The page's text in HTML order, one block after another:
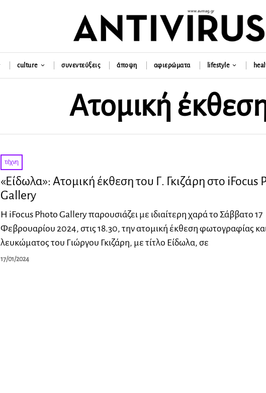
culture συνεντεύξεις άποψη αφιερώματα lifestyle
Ατομική
τέχνη
«Είδωλα»: Ατομική έκθεση του Γ. Γκιζάρη στο iFocus
Gallery
H iFocus Photo Gallery παρουσιάζει με ιδιαίτερη χαρά το Σάββατο 17
Φεβρουαρίου 2024, στις 18.30, την ατομική έκθεση φωτογραφίας
λευκώματος του Γιώργου Γκιζάρη, με τίτλο Είδωλα, σε
17/01/2024